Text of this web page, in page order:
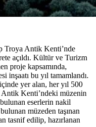
Troya Antik Kenti’nde
açıldı. Kültür ve Turizm
proje kapsamında,
inşaatı bu yıl tamamlandı.
yer alan, her yıl 500
Kenti’ndeki müzenin
eserlerin nakil
müzeden taşınan
tasnif edilip, hazırlanan